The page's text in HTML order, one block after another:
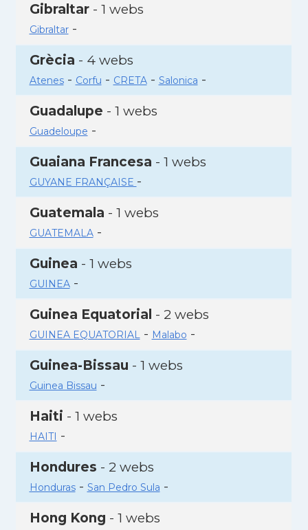
Gibraltar- 1 webs
Gibraltar-
Grècia - 4 webs
Atenes- Corfu - CRETA- Salonica -
Guadalupe - 1 webs
Guadeloupe -
Guaiana Francesa - 1 webs
GUYANE FRANÇAISE -
Guatemala - 1 webs
GUATEMALA-
Guinea - 1 webs
GUINEA-
Guinea Equatorial - 2 webs
GUINEA EQUATORIAL- Malabo -
Guinea-Bissau - 1 webs
Guinea Bissau -
Haiti - 1 webs
HAITI -
Hondures - 2 webs
Honduras- San Pedro Sula -
Hong Kong - 1 webs